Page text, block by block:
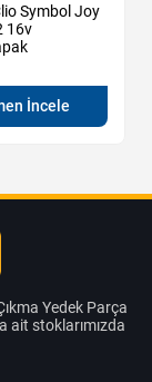
Symbol Joy
16v
İncele
Yedek Parça
ait stoklarımızda